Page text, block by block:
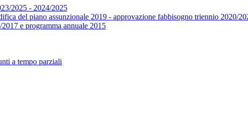
2025 - 2024/2025
del piano assunzionale 2019 - approvazione fabbisogno triennio 2020/
e programma annuale 2015
a tempo parziali